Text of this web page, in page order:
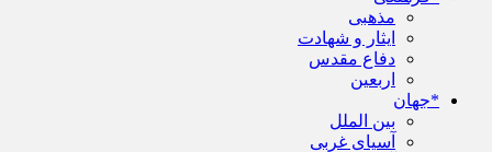
مذهبی
ایثار و شهادت
دفاع مقدس
اربعین
*جهان
بین الملل
آسیای غربی